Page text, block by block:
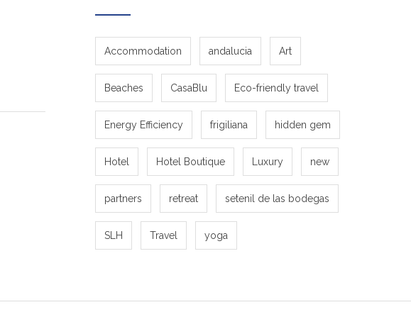
Accommodation andalucia Art
Beaches CasaBlu Eco-friendly travel
Energy Efficiency frigiliana hidden gem
Hotel Hotel Boutique Luxury new
partners retreat setenil de las bodegas
SLH Travel yoga